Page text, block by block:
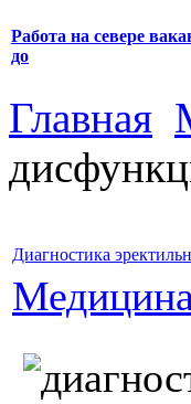
Работа на севере
до
Главная
Диагностика
Медицина